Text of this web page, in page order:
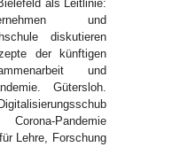
als Leitlinie:
und
diskutieren
der künftigen
und
Gütersloh.
Pandemie
Lehre, Forschung